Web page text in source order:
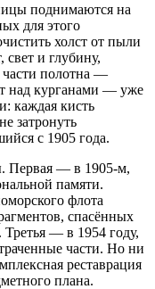
поднимаются на
для этого
холст от пыли
свет и глубину,
части полотна —
над курганами — уже
каждая кисть
затронуть
с 1905 года.
Первая — в 1905-м,
памяти.
флота
спасённых
— в 1954 году,
части. Но ни
реставрация
плана.